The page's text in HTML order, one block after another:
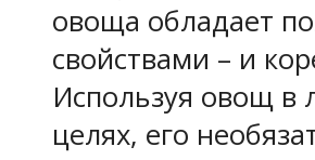
овоща обладает
свойствами – и
Используя овощ в
целях, его